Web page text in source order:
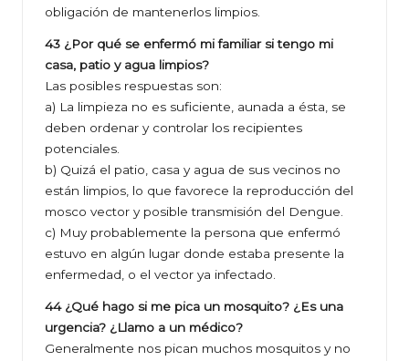
obligación de mantenerlos limpios.
43 ¿Por qué se enfermó mi familiar si tengo mi
casa, patio y agua limpios?
Las posibles respuestas son:
a) La limpieza no es suficiente, aunada a ésta, se
deben ordenar y controlar los recipientes
potenciales.
b) Quizá el patio, casa y agua de sus vecinos no
están limpios, lo que favorece la reproducción del
mosco vector y posible transmisión del Dengue.
c) Muy probablemente la persona que enfermó
estuvo en algún lugar donde estaba presente la
enfermedad, o el vector ya infectado.
44 ¿Qué hago si me pica un mosquito? ¿Es una
urgencia? ¿Llamo a un médico?
Generalmente nos pican muchos mosquitos y no